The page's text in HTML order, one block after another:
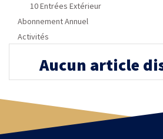
10 Entrées Extérieur
Abonnement Annuel
Activités
Aucun article